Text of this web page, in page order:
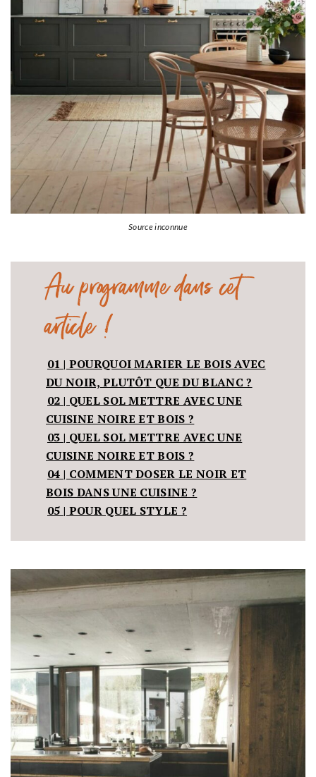
Source inconnue
Au programme dans cet
article !
01 | POURQUOI MARIER LE BOIS AVEC
DU NOIR, PLUTÔT QUE DU BLANC ?
02 | QUEL SOL METTRE AVEC UNE
CUISINE NOIRE ET BOIS ?
03 | QUEL SOL METTRE AVEC UNE
CUISINE NOIRE ET BOIS ?
04 | COMMENT DOSER LE NOIR ET
BOIS DANS UNE CUISINE ?
05 | POUR QUEL STYLE ?